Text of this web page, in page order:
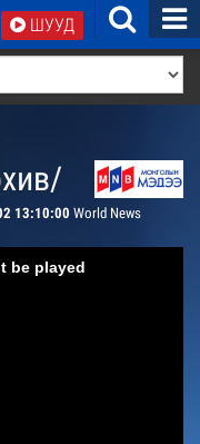
ШУУД
13:10:00 World News
be played